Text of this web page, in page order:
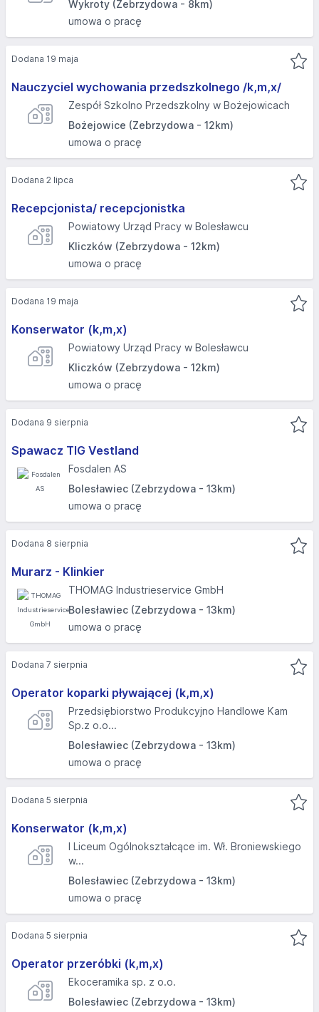
Wykroty (Zebrzydowa - 8km)
umowa o pracę
Nauczyciel wychowania przedszkolnego /k,m,x/
Zespół Szkolno Przedszkolny w Bożejowicach
Bożejowice (Zebrzydowa - 12km)
umowa o pracę
Dodana 19 maja
Recepcjonista/ recepcjonistka
Powiatowy Urząd Pracy w Bolesławcu
Kliczków (Zebrzydowa - 12km)
umowa o pracę
Dodana 2 lipca
Konserwator (k,m,x)
Powiatowy Urząd Pracy w Bolesławcu
Kliczków (Zebrzydowa - 12km)
umowa o pracę
Dodana 19 maja
Spawacz TIG Vestland
Fosdalen AS
Bolesławiec (Zebrzydowa - 13km)
umowa o pracę
Dodana 9 sierpnia
Murarz - Klinkier
THOMAG Industrieservice GmbH
Bolesławiec (Zebrzydowa - 13km)
umowa o pracę
Dodana 8 sierpnia
Operator koparki pływającej (k,m,x)
Przedsiębiorstwo Produkcyjno Handlowe Kam
Sp.z o.o...
Bolesławiec (Zebrzydowa - 13km)
umowa o pracę
Dodana 7 sierpnia
Konserwator (k,m,x)
I Liceum Ogólnokształcące im. Wł. Broniewskiego
w...
Bolesławiec (Zebrzydowa - 13km)
umowa o pracę
Dodana 5 sierpnia
Operator przeróbki (k,m,x)
Ekoceramika sp. z o.o.
Bolesławiec (Zebrzydowa - 13km)
Dodana 5 sierpnia